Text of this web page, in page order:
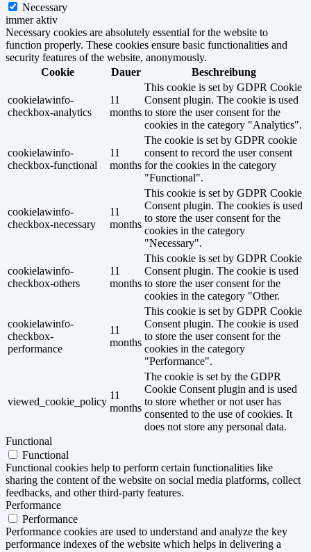
Necessary
immer aktiv
Necessary cookies are absolutely essential for the website to
function properly. These cookies ensure basic functionalities and
security features of the website, anonymously.
Cookie
Dauer Beschreibung
cookielawinfo-
checkbox-analytics
11
months
This cookie is set by GDPR Cookie
Consent plugin. The cookie is used
to store the user consent for the
cookies in the category "Analytics".
cookielawinfo-
checkbox-functional
11
months
The cookie is set by GDPR cookie
consent to record the user consent
for the cookies in the category
"Functional".
cookielawinfo-
checkbox-necessary
11
months
This cookie is set by GDPR Cookie
Consent plugin. The cookies is used
to store the user consent for the
cookies in the category
"Necessary".
cookielawinfo-
checkbox-others
11
months
This cookie is set by GDPR Cookie
Consent plugin. The cookie is used
to store the user consent for the
cookies in the category "Other.
cookielawinfo-
checkbox-
performance
11
months
This cookie is set by GDPR Cookie
Consent plugin. The cookie is used
to store the user consent for the
cookies in the category
"Performance".
viewed_cookie_policy
11
months
The cookie is set by the GDPR
Cookie Consent plugin and is used
to store whether or not user has
consented to the use of cookies. It
does not store any personal data.
Functional
Functional
Functional cookies help to perform certain functionalities like
sharing the content of the website on social media platforms, collect
feedbacks, and other third-party features.
Performance
Performance
Performance cookies are used to understand and analyze the key
performance indexes of the website which helps in delivering a